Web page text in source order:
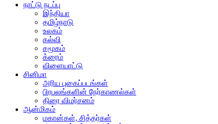
நாட்டு நடப்பு
இந்தியா
தமிழ்நாடு
உலகம்
கல்வி
சமூகம்
க்ரைம்
விளையாட்டு
சினிமா
அரிய புகைப்படங்கள்
பிரபலங்களின் நேர்காணல்கள்
திரை விமர்சனம்
ஆன்மிகம்
மகான்கள், சித்தர்கள்